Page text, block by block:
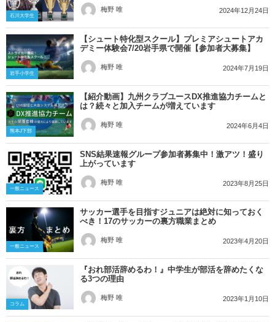
石川大学生
梅野 唯 2024年12月24日
岩手小学生
【シュート特化型スクール】プレミアシュートアカ
デミー体験会7/20岩手県で開催【参加者大募集】
梅野 唯 2024年7月19日
熊本J下部
【紹介動画】九州クラブユースDX推進協力チームと
は？続々と加入チームが増えています
梅野 唯 2024年6月4日
一般ニュース
SNS結果速報グループ参加者募集中！激アツ！盛り
上がっています
梅野 唯 2023年8月25日
一般ニュース
サッカー選手を目指すジュニアは絶対に知っておく
べき！17のサッカーの裏方職業まとめ
梅野 唯 2023年4月20日
コラム
『おれ部活辞めるわ！』中学生が部活を辞めたくな
る3つの理由
梅野 唯 2023年1月10日